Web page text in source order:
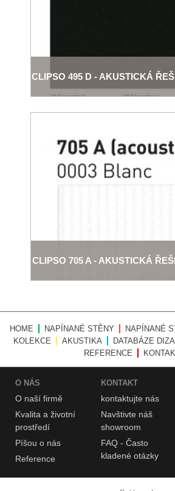
CLIPSO 495 D - AKUSTICKÁ
CLIPSO 705 A - AKUSTICKÁ
HOME NAPÍNANÉ STĚNY
NAPÍNANÉ
KOLEKCE
AKUSTIKA DATABÁZE
REFERENCE
O NÁS
O naší firmě
Kvalita a životní
prostředí
Píšou o nás
Reference
KONTAKT
kontaktujte nás
Navštivte náš
showroom
FAQ - Často
kladené otázky